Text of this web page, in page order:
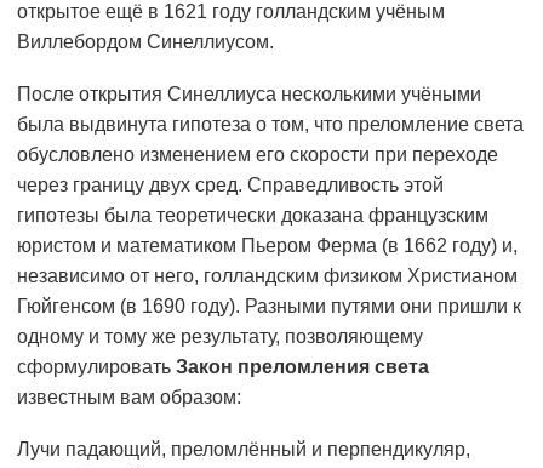
открытое ещё в 1621 году голландским учёным
Виллебордом Синеллиусом.
После открытия Синеллиуса несколькими учёными
была выдвинута гипотеза о том, что преломление света
обусловлено изменением его скорости при переходе
через границу двух сред. Справедливость этой
гипотезы была теоретически доказана французским
юристом и математиком Пьером Ферма (в 1662 году) и,
независимо от него, голландским физиком Христианом
Гюйгенсом (в 1690 году). Разными путями они пришли к
одному и тому же результату, позволяющему
сформулировать Закон преломления света
известным вам образом:
Лучи падающий, преломлённый и перпендикуляр,